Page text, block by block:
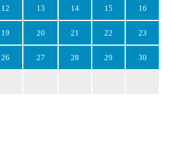
12 13 14 15 16
19 20 21 22 23
26 27 28 29 30